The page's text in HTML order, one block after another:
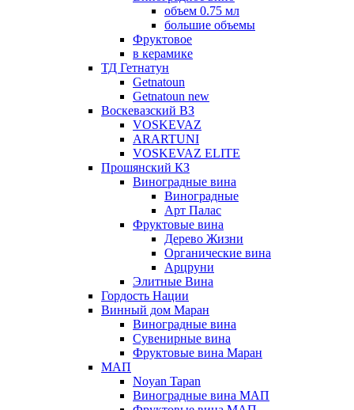
объем 0.75 мл
большие объемы
Фруктовое
в керамике
ТД Гетнатун
Getnatoun
Getnatoun new
Воскевазский ВЗ
VOSKEVAZ
ARARTUNI
VOSKEVAZ ELITE
Прошянский КЗ
Виноградные вина
Виноградные
Арт Палас
Фруктовые вина
Дерево Жизни
Органические вина
Арцруни
Элитные Вина
Гордость Нации
Винный дом Маран
Виноградные вина
Сувенирные вина
Фруктовые вина Маран
МАП
Noyan Tapan
Виноградные вина МАП